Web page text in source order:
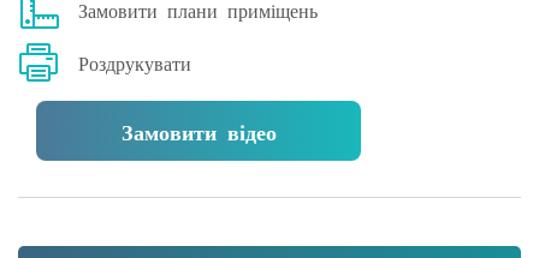
Замовити плани приміщень
Роздрукувати
Замовити відео